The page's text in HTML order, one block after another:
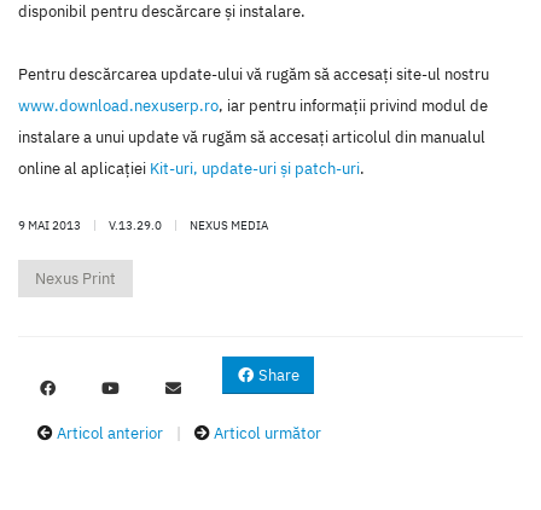
disponibil pentru descărcare şi instalare.
Pentru descărcarea update-ului vă rugăm să accesaţi site-ul nostru
www.download.nexuserp.ro, iar pentru informaţii privind modul de
instalare a unui update vă rugăm să accesaţi articolul din manualul
online al aplicaţiei Kit-uri, update-uri şi patch-uri.
9 MAI 2013 | V.13.29.0 | NEXUS MEDIA
Nexus Print
Share
Articol anterior Articol următor